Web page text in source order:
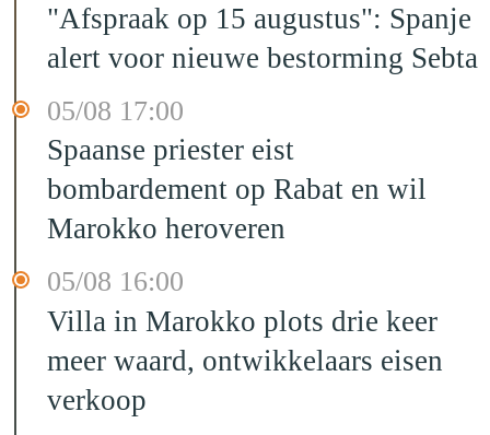
"Afspraak op 15 augustus": Spanje
alert voor nieuwe bestorming Sebta
05/08 17:00
Spaanse priester eist
bombardement op Rabat en wil
Marokko heroveren
05/08 16:00
Villa in Marokko plots drie keer
meer waard, ontwikkelaars eisen
verkoop